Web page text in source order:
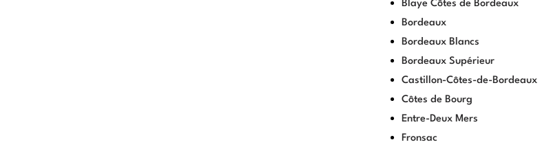
Blaye Côtes de Bordeaux
Bordeaux
Bordeaux Blancs
Bordeaux Supérieur
Castillon-Côtes-de-Bordeaux
Côtes de Bourg
Entre-Deux Mers
Fronsac